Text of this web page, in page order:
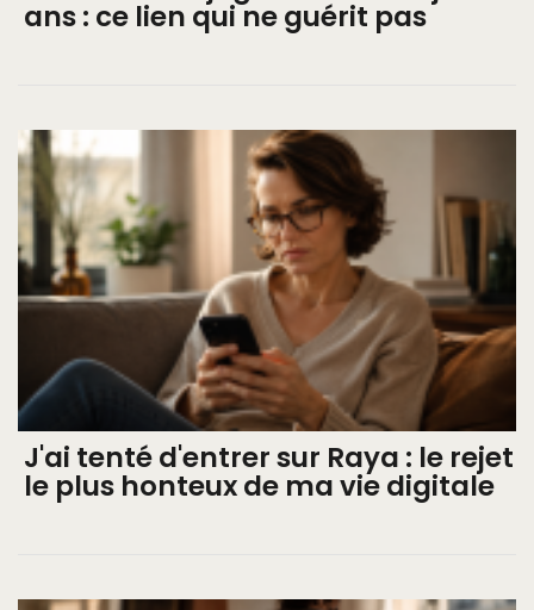
ans : ce lien qui ne guérit pas
J'ai tenté d'entrer sur Raya : le rejet
le plus honteux de ma vie digitale